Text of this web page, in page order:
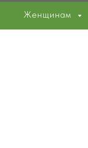
Женщинам